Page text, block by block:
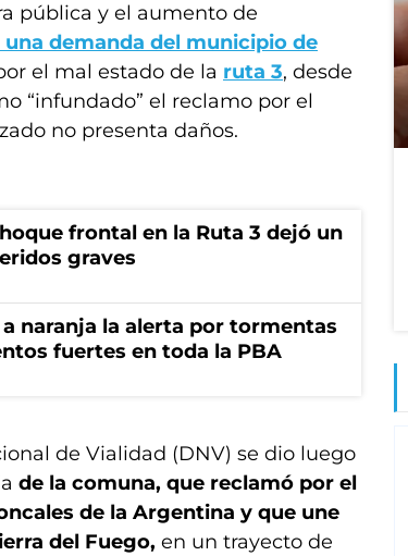
pública y el aumento de
una demanda del municipio de
el mal estado de la ruta 3, desde
“infundado” el reclamo por el
no presenta daños.
frontal en la Ruta 3 dejó un
graves
naranja la alerta por tormentas
fuertes en toda la PBA
de Vialidad (DNV) se dio luego
de la comuna, que reclamó por el
de la Argentina y que une
del Fuego, en un trayecto de